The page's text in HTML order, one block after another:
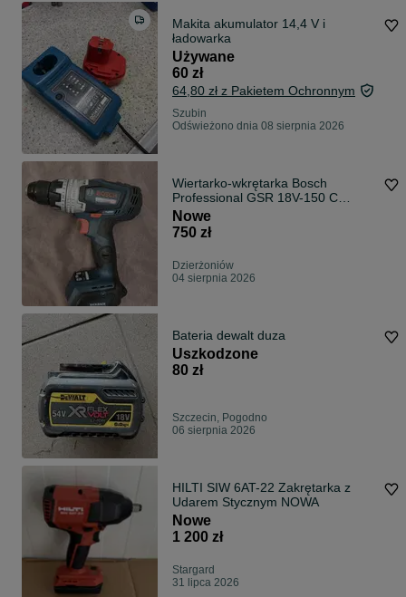
Makita akumulator 14,4 V i
ładowarka
Używane
60 zł
64,80 zł z Pakietem Ochronnym
Szubin
Odświeżono dnia 08 sierpnia 2026
Wiertarko-wkrętarka Bosch
Professional GSR 18V-150 C
NOWA
Nowe
750 zł
Dzierżoniów
04 sierpnia 2026
Bateria dewalt duza
Uszkodzone
80 zł
Szczecin, Pogodno
06 sierpnia 2026
HILTI SIW 6AT-22 Zakrętarka z
Udarem Stycznym NOWA
Nowe
1 200 zł
Stargard
31 lipca 2026